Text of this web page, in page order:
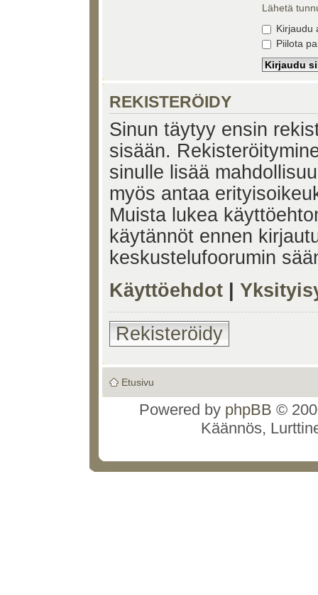
Lähetä
Kirjaudu
Piilota
REKISTERÖIDY
Sinun täytyy ensin
sisään.
sinulle lisää
myös antaa
Muista lukea
käytännöt ennen
keskustelufoorumin
Käyttöehdot
Rekisteröidy
Etusivu
Powered by phpBB ©
Käännös,